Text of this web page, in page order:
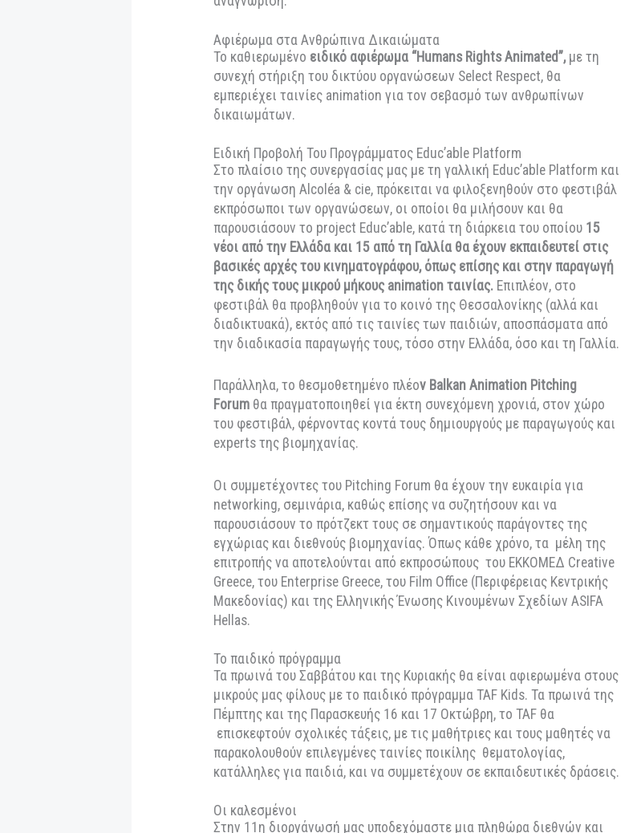
Η Funny Tales είναι ένα στούντιο 2D animation με έδρα τη
Θεσσαλονίκη, που ξεχωρίζει για τη δημιουργικότητα και τη
παρουσία. Έχει παρουσιάσει τρεις φορές στο Cartoon Forum,
δημιούργησε δύο παιδικές σειρές με τη Disney και τιμήθηκε με
βραβείο της Disney στο Φεστιβάλ Annecy. Και συνεχίζει με νέα
Occupation: Witch που έχει ήδη πάρει το πράσινο φως και
το πιλοτικό επεισόδιο της νέας σειράς The Planet Agents. Η
Tales έχει προσκληθεί σε φεστιβάλ και φόρουμ animation από
Ισπανία έως την Κολομβία, επιβεβαιώνοντας τη διεθνή της
αναγνώριση.
Αφιέρωμα στα Ανθρώπινα Δικαιώματα
Το καθιερωμένοειδικό αφιέρωμα “Humans Rights Animated”,
συνεχή στήριξη του δικτύου οργανώσεων Select Respect, θα
εμπεριέχει ταινίες animation για τον σεβασμό των ανθρωπίνων
δικαιωμάτων.
Ειδική Προβολή Του Προγράμματος Educ’able Platform
Στο πλαίσιο της συνεργασίας μας με τη γαλλική Educ’able
την οργάνωση Alcoléa & cie, πρόκειται να φιλοξενηθούν στο
παρουσιάσουν το project Educ’able, κατά τη διάρκεια του
νέοι από την Ελλάδα και 15 από τη Γαλλία θα έχουν εκπαιδευτεί
βασικές αρχές του κινηματογράφου, όπως επίσης και στην
της δικής τους μικρού μήκους animation ταινίας. Επιπλέον, στο
φεστιβάλ θα προβληθούν για το κοινό της Θεσσαλονίκης (αλλά
διαδικτυακά), εκτός από τις ταινίες των παιδιών,
την διαδικασία παραγωγής τους, τόσο στην Ελλάδα, όσο και τη
Παράλληλα, το θεσμοθετημένο πλέο
Forumθα πραγματοποιηθεί για έκτη συνεχόμενη χρονιά, στον
του φεστιβάλ, φέρνοντας κοντά τους δημιουργούς με
experts της βιομηχανίας.
Οι συμμετέχοντες του Pitching Forum θα έχουν την ευκαιρία για
παρουσιάσουν το πρότζεκτ τους σε σημαντικούς παράγοντες